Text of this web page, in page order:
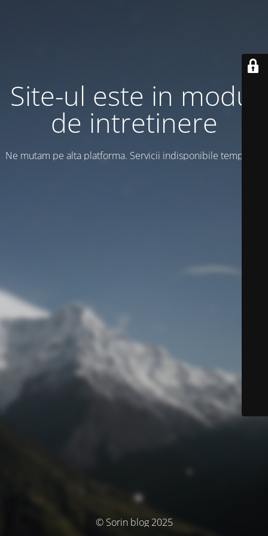
Site-ul este in modul
de intretinere
Ne mutam pe alta platforma. Servicii indisponibile temporar!
© Sorin blog 2025